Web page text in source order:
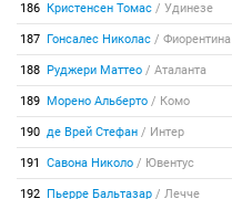
186 Кристенсен Томас / Удинезе
187 Гонсалес Николас / Фиорентина
188 Руджери Маттео / Аталанта
189 Морено Альберто / Комо
190 де Врей Стефан / Интер
191 Савона Николо / Ювентус
192 Пьерре Бальтазар / Лечче